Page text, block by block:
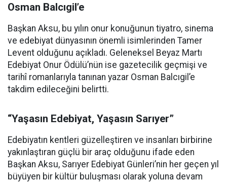
Osman Balcıgil’e
Başkan Aksu, bu yılın onur konuğunun tiyatro, sinema
ve edebiyat dünyasının önemli isimlerinden Tamer
Levent olduğunu açıkladı. Geleneksel Beyaz Martı
Edebiyat Onur Ödülü’nün ise gazetecilik geçmişi ve
tarihî romanlarıyla tanınan yazar Osman Balcıgil’e
takdim edileceğini belirtti.
“Yaşasın Edebiyat, Yaşasın Sarıyer”
Edebiyatın kentleri güzelleştiren ve insanları birbirine
yakınlaştıran güçlü bir araç olduğunu ifade eden
Başkan Aksu, Sarıyer Edebiyat Günleri’nin her geçen yıl
büyüyen bir kültür buluşması olarak yoluna devam